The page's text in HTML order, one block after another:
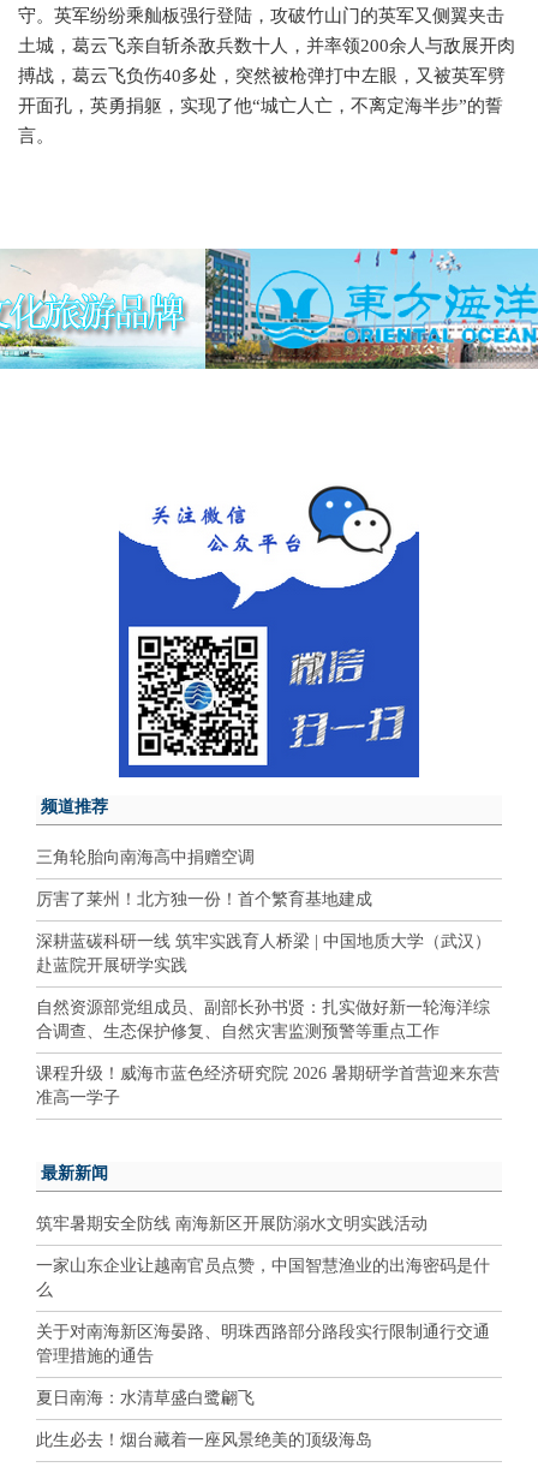
守。英军纷纷乘舢板强行登陆，攻破竹山门的英军又侧翼夹击
土城，葛云飞亲自斩杀敌兵数十人，并率领200余人与敌展开肉
搏战，葛云飞负伤40多处，突然被枪弹打中左眼，又被英军劈
开面孔，英勇捐躯，实现了他“城亡人亡，不离定海半步”的誓
言。
频道推荐
三角轮胎向南海高中捐赠空调
厉害了莱州！北方独一份！首个繁育基地建成
深耕蓝碳科研一线 筑牢实践育人桥梁 | 中国地质大学（武汉）
赴蓝院开展研学实践
自然资源部党组成员、副部长孙书贤：扎实做好新一轮海洋综
合调查、生态保护修复、自然灾害监测预警等重点工作
课程升级！威海市蓝色经济研究院 2026 暑期研学首营迎来东营
准高一学子
最新新闻
筑牢暑期安全防线 南海新区开展防溺水文明实践活动
一家山东企业让越南官员点赞，中国智慧渔业的出海密码是什
么
关于对南海新区海晏路、明珠西路部分路段实行限制通行交通
管理措施的通告
夏日南海：水清草盛白鹭翩飞
此生必去！烟台藏着一座风景绝美的顶级海岛